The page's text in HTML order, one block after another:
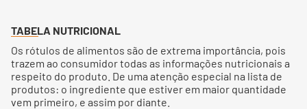
TABELA NUTRICIONAL
Os rótulos de alimentos são de extrema importância, pois
trazem ao consumidor todas as informações nutricionais a
respeito do produto. De uma atenção especial na lista de
produtos: o ingrediente que estiver em maior quantidade
vem primeiro, e assim por diante.